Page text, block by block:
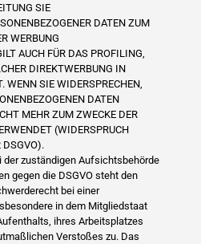
SIE
DATEN ZUM
WERBUNG
AUCH FÜR DAS PROFILING,
DIREKTWERBUNG IN
WENN SIE WIDERSPRECHEN,
DATEN
MEHR ZUM ZWECKE DER
(WIDERSPRUCH
DSGVO).
der zuständigen Aufsichtsbehörde
gegen die DSGVO steht den
bei einer
in dem Mitgliedstaat
ihres Arbeitsplatzes
Verstoßes zu. Das